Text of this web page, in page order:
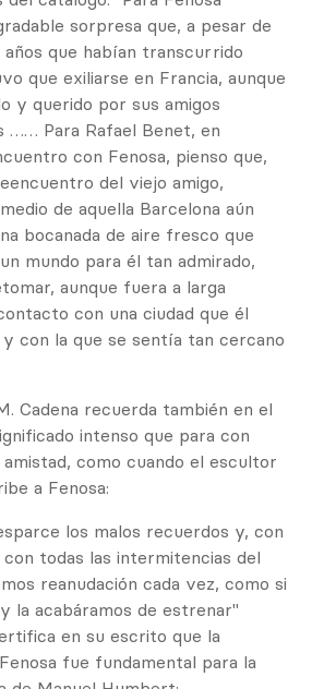
sorpresa que, a pesar de
años que habían transcurrido
que exiliarse en Francia, aunque
y querido por sus amigos
…… Para Rafael Benet, en
con Fenosa, pienso que,
del viejo amigo,
de aquella Barcelona aún
bocanada de aire fresco que
mundo para él tan admirado,
aunque fuera a larga
con una ciudad que él
con la que se sentía tan cercano
Cadena recuerda también en el
intenso que para con
como cuando el escultor
a Fenosa:
los malos recuerdos y, con
todas las intermitencias del
reanudación cada vez, como si
la acabáramos de estrenar"
en su escrito que la
fue fundamental para la